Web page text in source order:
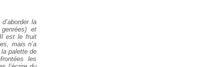
la
et
est le fruit
mais n’a
palette de
les